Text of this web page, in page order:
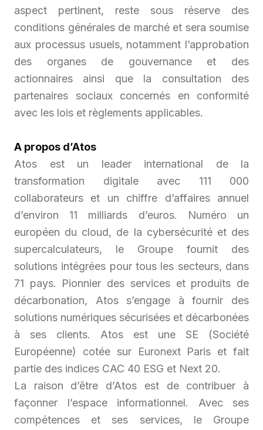
aspect pertinent, reste sous réserve des
conditions générales de marché et sera soumise
aux processus usuels, notamment l’approbation
des organes de gouvernance et des
actionnaires ainsi que la consultation des
partenaires sociaux concernés en conformité
avec les lois et règlements applicables.
A propos d’Atos
Atos est un leader international de la
transformation digitale avec 111 000
collaborateurs et un chiffre d’affaires annuel
d’environ 11 milliards d’euros. Numéro un
européen du cloud, de la cybersécurité et des
supercalculateurs, le Groupe fournit des
solutions intégrées pour tous les secteurs, dans
71 pays. Pionnier des services et produits de
décarbonation, Atos s’engage à fournir des
solutions numériques sécurisées et décarbonées
à ses clients. Atos est une SE (Société
Européenne) cotée sur Euronext Paris et fait
partie des indices CAC 40 ESG et Next 20.
La raison d’être d’Atos est de contribuer à
façonner l’espace informationnel. Avec ses
compétences et ses services, le Groupe